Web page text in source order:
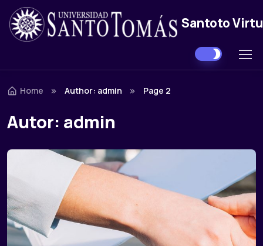
Skip to navigation
Skip to content
Santoto
Home Author: admin Page 2
Autor: admin